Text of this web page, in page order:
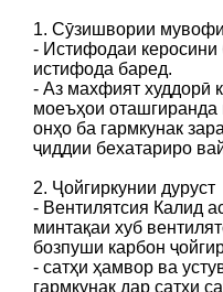
1. Сӯзишвории
- Истифодаи
истифода баред.
- Аз махфият худдорӣ
моеъҳои
онҳо ба гармкунак
ҷиддии бехатариро
2. Ҷойгиркунии дуруст
- Вентилятсия Калид
минтақаи хуб
бозпуши карбон
- сатҳи ҳамвор ва
гармкунак дар сатҳи